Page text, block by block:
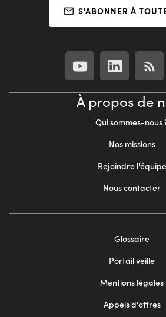
S'ABONNER À
À propos de
Qui sommes-nous
Nos missions
Rejoindre l'équipe
Nous contacter
Glossaire
Portail veille
Mentions légales
Appels d'offres